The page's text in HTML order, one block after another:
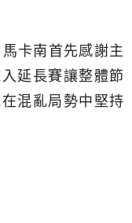
卡南首先感謝主
延長賽讓整體節
混亂局勢中堅持